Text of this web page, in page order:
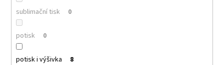
sublimační tisk 0
potisk 0
potisk i výšivka 8